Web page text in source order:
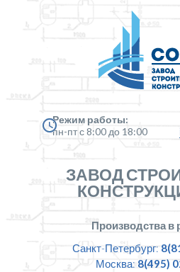
Режим работы:
пн-пт с 8:00 до 18:00
ЗАВОД
Производства в
Санкт-Петербург:
Москва: 8(495)